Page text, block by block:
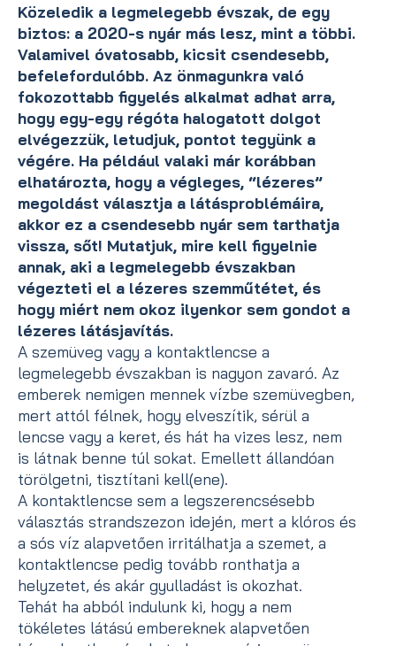
Közeledik a legmelegebb évszak, de egy
biztos: a 2020-s nyár más lesz, mint a többi.
Valamivel óvatosabb, kicsit csendesebb,
befelefordulóbb. Az önmagunkra való
fokozottabb figyelés alkalmat adhat arra,
hogy egy-egy régóta halogatott dolgot
elvégezzük, letudjuk, pontot tegyünk a
végére. Ha például valaki már korábban
elhatározta, hogy a végleges, “lézeres”
megoldást választja a látásproblémáira,
akkor ez a csendesebb nyár sem tarthatja
vissza, sőt! Mutatjuk, mire kell figyelnie
annak, aki a legmelegebb évszakban
végezteti el a lézeres szemműtétet, és
hogy miért nem okoz ilyenkor sem gondot a
lézeres látásjavítás.
A szemüveg vagy a kontaktlencse a
legmelegebb évszakban is nagyon zavaró. Az
emberek nemigen mennek vízbe szemüvegben,
mert attól félnek, hogy elveszítik, sérül a
lencse vagy a keret, és hát ha vizes lesz, nem
is látnak benne túl sokat. Emellett állandóan
törölgetni, tisztítani kell(ene).
A kontaktlencse sem a legszerencsésebb
választás strandszezon idején, mert a klóros és
a sós víz alapvetően irritálhatja a szemet, a
kontaktlencse pedig tovább ronthatja a
helyzetet, és akár gyulladást is okozhat.
Tehát ha abból indulunk ki, hogy a nem
tökéletes látású embereknek alapvetően